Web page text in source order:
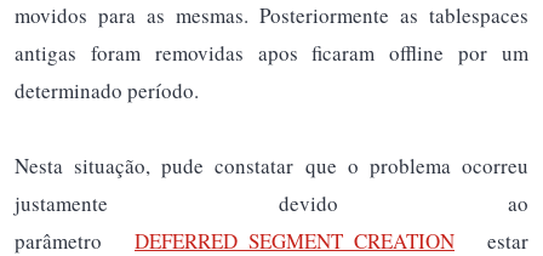
movidos para as mesmas. Posteriormente as tablespaces
antigas foram removidas apos ficaram offline por um
determinado período.
Nesta situação, pude constatar que o problema ocorreu
justamente devido ao
parâmetro DEFERRED_SEGMENT_CREATION estar